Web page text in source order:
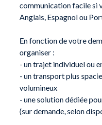
communication facile si
Anglais, Espagnol ou
En fonction de votre
organiser :
- un trajet individuel ou
- un transport plus
volumineux
- une solution dédiée
(sur demande, selon